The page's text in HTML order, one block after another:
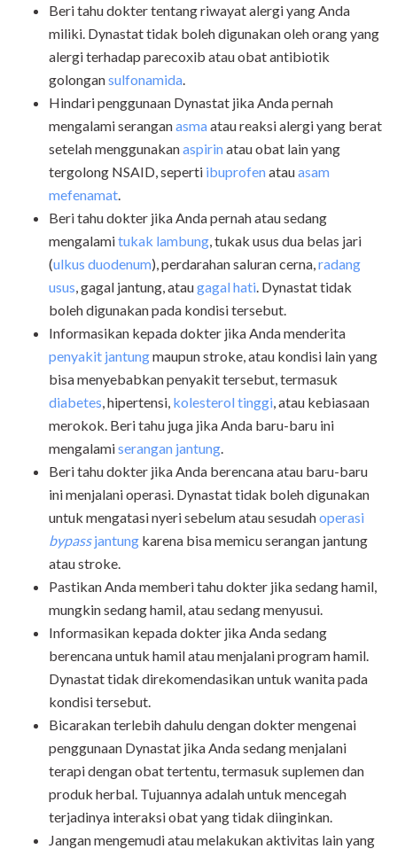
Beri tahu dokter tentang riwayat alergi yang Anda
miliki. Dynastat tidak boleh digunakan oleh orang yang
alergi terhadap parecoxib atau obat antibiotik
golongansulfonamida.
Hindari penggunaan Dynastat jika Anda pernah
mengalami seranganasmaatau reaksi alergi yang berat
setelah menggunakanaspirinatau obat lain yang
tergolong NSAID, seperti ibuprofenatauasam
mefenamat.
Beri tahu dokter jika Anda pernah atau sedang
mengalamitukak lambung, tukak usus dua belas jari
(ulkus duodenum), perdarahan saluran cerna,radang
usus, gagal jantung, ataugagal hati. Dynastat tidak
boleh digunakan pada kondisi tersebut.
Informasikan kepada dokter jika Anda menderita
penyakit jantungmaupun stroke, atau kondisi lain yang
bisa menyebabkan penyakit tersebut, termasuk
diabetes, hipertensi, kolesterol tinggi, atau kebiasaan
merokok. Beri tahu juga jika Anda baru-baru ini
mengalamiserangan jantung.
Beri tahu dokter jika Anda berencana atau baru-baru
ini menjalani operasi. Dynastat tidak boleh digunakan
untuk mengatasi nyeri sebelum atau sesudahoperasi
bypassjantung karena bisa memicu serangan jantung
atau stroke.
Pastikan Anda memberi tahu dokter jika sedang hamil,
mungkin sedang hamil, atau sedang menyusui.
Informasikan kepada dokter jika Anda sedang
berencana untuk hamil atau menjalani program hamil.
Dynastat tidak direkomendasikan untuk wanita pada
kondisi tersebut.
Bicarakan terlebih dahulu dengan dokter mengenai
penggunaan Dynastat jika Anda sedang menjalani
terapi dengan obat tertentu, termasuk suplemen dan
produk herbal. Tujuannya adalah untuk mencegah
terjadinya interaksi obat yang tidak diinginkan.
Jangan mengemudi atau melakukan aktivitas lain yang